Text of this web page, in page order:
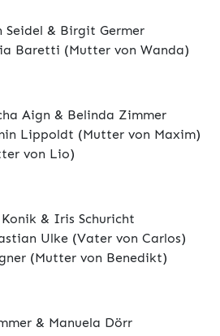
Seidel & Birgit Germer
Baretti (Mutter von Wanda)
Aign & Belinda Zimmer
Lippoldt (Mutter von Maxim)
von Lio)
& Iris Schuricht
Ulke (Vater von Carlos)
(Mutter von Benedikt)
& Manuela Dörr